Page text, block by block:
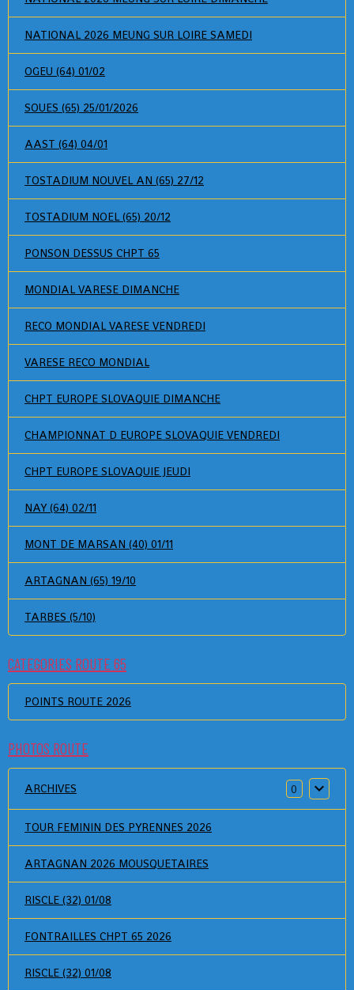
NATIONAL 2026 MEUNG SUR LOIRE SAMEDI
OGEU (64) 01/02
SOUES (65) 25/01/2026
AAST (64) 04/01
TOSTADIUM NOUVEL AN (65) 27/12
TOSTADIUM NOEL (65) 20/12
PONSON DESSUS CHPT 65
MONDIAL VARESE DIMANCHE
RECO MONDIAL VARESE VENDREDI
VARESE RECO MONDIAL
CHPT EUROPE SLOVAQUIE DIMANCHE
CHAMPIONNAT D EUROPE SLOVAQUIE VENDREDI
CHPT EUROPE SLOVAQUIE JEUDI
NAY (64) 02/11
MONT DE MARSAN (40) 01/11
ARTAGNAN (65) 19/10
TARBES (5/10)
CATEGORIES ROUTE 65
POINTS ROUTE 2026
PHOTOS ROUTE
ARCHIVES 0
TOUR FEMININ DES PYRENNES 2026
ARTAGNAN 2026 MOUSQUETAIRES
RISCLE (32) 01/08
FONTRAILLES CHPT 65 2026
RISCLE (32) 01/08